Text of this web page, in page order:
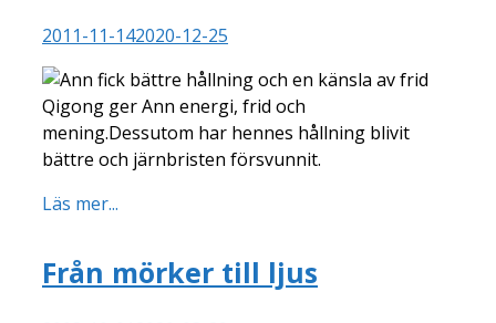
2011-11-142020-12-25
Qigong ger Ann energi, frid och
mening.Dessutom har hennes hållning blivit
bättre och järnbristen försvunnit.
Läs mer...
Från mörker till ljus